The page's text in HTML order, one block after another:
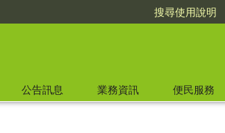
搜尋使用說明
公告訊息 業務資訊 便民服務